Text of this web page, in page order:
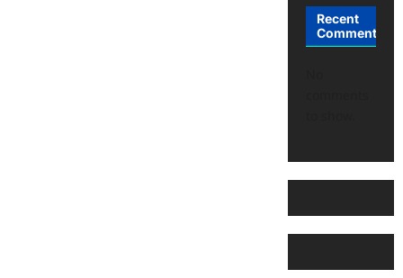
Recent
Comments